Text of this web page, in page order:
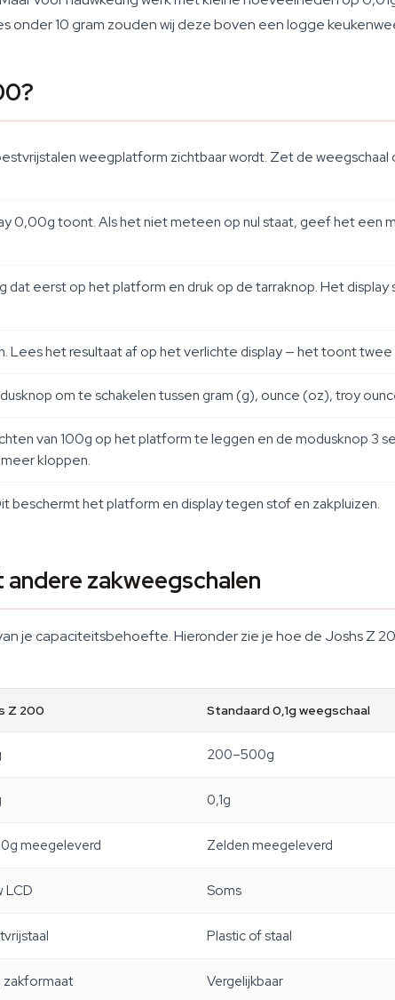
onder 10 gram zouden wij deze boven een logge
weegplatform zichtbaar wordt. Zet de
0,00g toont. Als het niet meteen op nul staat, geef het een
eerst op het platform en druk op de tarraknop. Het
Lees het resultaat af op het verlichte display — het toont
om te schakelen tussen gram (g), ounce (oz), troy
van 100g op het platform te leggen en de modusknop 3
kloppen.
beschermt het platform en display tegen stof en zakpluizen.
zakweegschalen
je capaciteitsbehoefte. Hieronder zie je hoe de Joshs Z
Z 200 Standaard 0,1g weegschaal
200–500g
0,1g
meegeleverd Zelden meegeleverd
LCD Soms
Plastic of staal
zakformaat Vergelijkbaar